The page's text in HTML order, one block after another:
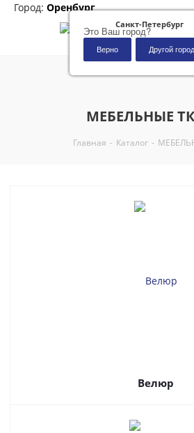
Санкт-Петербург
Это Ваш город?
Верно Другой город
Город: Оренбург
МЕБЕЛЬНЫЕ
Главная - Каталог -
Велюр